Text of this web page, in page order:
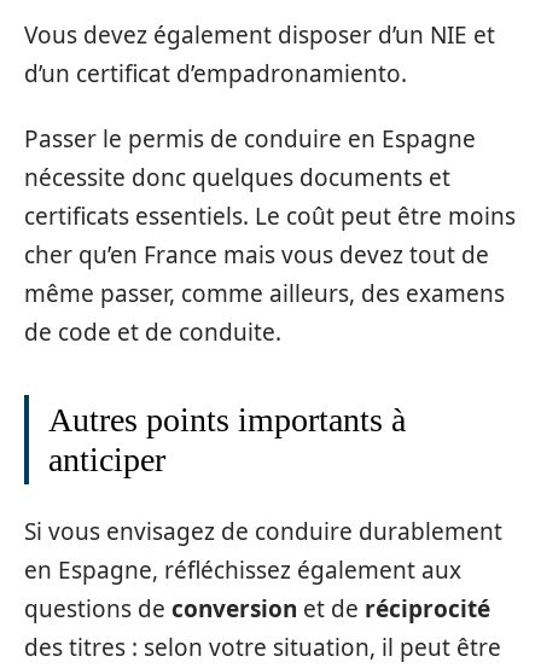
Vous devez également disposer d’un NIE et
d’un certificat d’empadronamiento.
Passer le permis de conduire en Espagne
nécessite donc quelques documents et
certificats essentiels. Le coût peut être moins
cher qu’en France mais vous devez tout de
même passer, comme ailleurs, des examens
de code et de conduite.
Autres points importants à
anticiper
Si vous envisagez de conduire durablement
en Espagne, réfléchissez également aux
questions de conversion et de réciprocité
des titres : selon votre situation, il peut être